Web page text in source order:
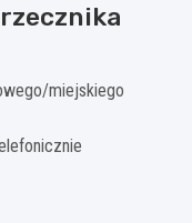
miejskiego